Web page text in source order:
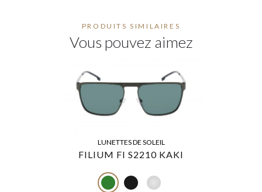
PRODUITS SIMILAIRES
Vous pouvez aimez
LUNETTES DE SOLEIL
FILIUM FI S2210 KAKI